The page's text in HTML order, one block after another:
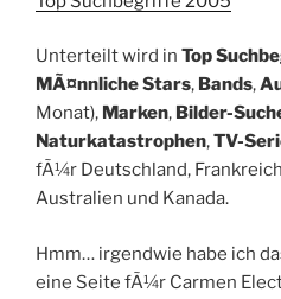
Unterteilt wird in Top
MÃ¤nnliche Stars, Bands,
Monat), Marken, Bilder-
Naturkatastrophen,TV-
fÃ¼r Deutschland,
Australien und Kanada.
Hmm… irgendwie habe ich
eine Seite fÃ¼r Carmen